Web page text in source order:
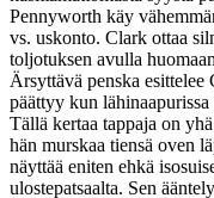
Pennyworth käy
vs. uskonto. Clark ottaa
toljotuksen avulla
Ärsyttävä penska
päättyy kun
Tällä kertaa tappaja on
hän murskaa tiensä oven
näyttää eniten ehkä
ulostepatsaalta. Sen